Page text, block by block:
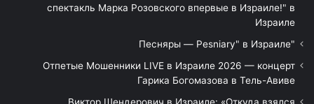
спектакль Марка Розовского впервые в Израиле!" в
Израиле
"Песняры — Pesniary" в Израиле
Отпетые Мошенники LIVE в Израиле 2026 — концерт
Гарика Богомазова в Тель-Авиве